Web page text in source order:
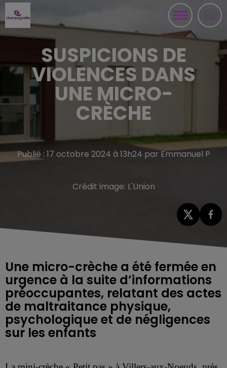
SUSPICIONS DE
VIOLENCES DANS
UNE MICRO-
CRÈCHE
Publié : 17 octobre 2024 à 13h24 par Emmanuel P
Crédit image: L'Union
Une micro-crèche a été fermée en
urgence à la suite d’informations
préoccupantes, relatant des actes
de maltraitance physique,
psychologique et de négligences
sur les enfants